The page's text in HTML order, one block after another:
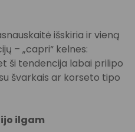
išskiria ir vieną
– „capri“ kelnes:
ši tendencija labai prilipo
švarkais ar korseto tipo
ilgam